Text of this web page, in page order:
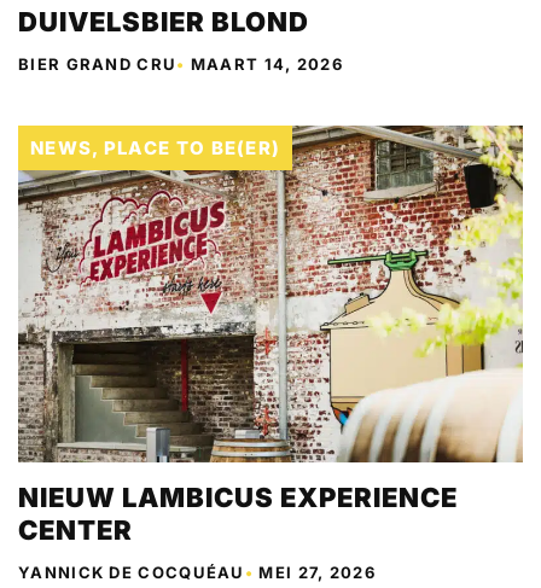
DUIVELSBIER BLOND
BIER GRAND CRU• MAART 14, 2026
NEWS, PLACE TO BE(ER)
NIEUW LAMBICUS EXPERIENCE
CENTER
YANNICK DE COCQUÉAU •MEI 27, 2026